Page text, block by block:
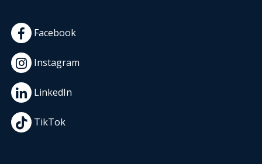
Facebook
Instagram
LinkedIn
TikTok